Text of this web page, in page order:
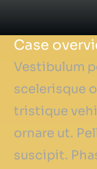
Case
Vestibulum
scelerisque
tristique
ornare ut.
suscipit.